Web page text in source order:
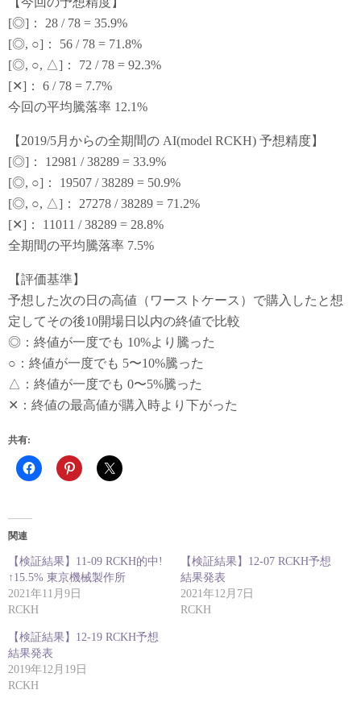
[◎]： 28 / 78 = 35.9%
[◎, ○]： 56 / 78 = 71.8%
[◎, ○, △]： 72 / 78 = 92.3%
[✕]： 6 / 78 = 7.7%
今回の平均騰落率 12.1%
【2019/5月からの全期間の AI(model RCKH) 予想精度】
[◎]： 12981 / 38289 = 33.9%
[◎, ○]： 19507 / 38289 = 50.9%
[◎, ○, △]： 27278 / 38289 = 71.2%
[✕]： 11011 / 38289 = 28.8%
全期間の平均騰落率 7.5%
【評価基準】
予想した次の日の高値（ワーストケース）で購入したと想
定してその後10開場日以内の終値で比較
◎：終値が一度でも 10%より騰った
○：終値が一度でも 5〜10%騰った
△：終値が一度でも 0〜5%騰った
✕：終値の最高値が購入時より下がった
共有:
関連
【検証結果】11-09 RCKH的中!
↑15.5% 東京機械製作所
2021年11月9日
RCKH
【検証結果】12-07 RCKH予想
結果発表
2021年12月7日
RCKH
【検証結果】12-19 RCKH予想
結果発表
2019年12月19日
RCKH